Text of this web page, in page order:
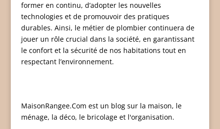
former en continu, d’adopter les nouvelles
technologies et de promouvoir des pratiques
durables. Ainsi, le métier de plombier continuera de
jouer un rôle crucial dans la société, en garantissant
le confort et la sécurité de nos habitations tout en
respectant l’environnement.
MaisonRangee.Com est un blog sur la maison, le
ménage, la déco, le bricolage et l'organisation.